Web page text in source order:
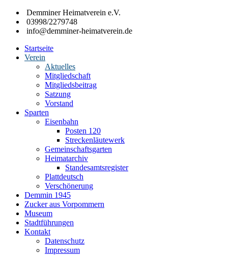
Zum
Inhalt
springen
Demminer Heimatverein e.V.
03998/2279748
info@demminer-heimatverein.de
Demminer
Heimatverein
Förderung
Heimatkunde
Heimatpflege
Hansestadt
umliegenden
Startseite
Verein
Aktuelles
Mitgliedschaft
Mitgliedsbeitrag
Satzung
Vorstand
Sparten
Eisenbahn
Posten 120
Streckenläutewerk
Gemeinschaftsgarten
Heimatarchiv
Standesamtsregister
Plattdeutsch
Verschönerung
Demmin 1945
Zucker aus Vorpommern
Museum
Stadtführungen
Kontakt
Datenschutz
Impressum